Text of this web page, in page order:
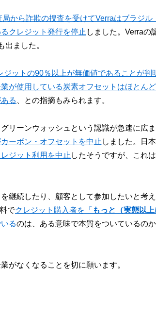
から詐欺の捜査を受けてVerraはブラジル
クレジット発行を停止 しました。Verraの
出ました。
ジットの90％以上が無価値であることが判
が使用している炭素オフセットはほとん
る
、との指摘もみられます。
リーンウォッシュという認識が急速に広
ーボン・オフセットを中止 しました。日
ジット利用を中止 したそうですが、これ
継続したり、顧客として参加したいと考
でクレジット購入者を「 もっと（実態以
るのは、ある意味で本質をついているの
がなくなることを切に願います。